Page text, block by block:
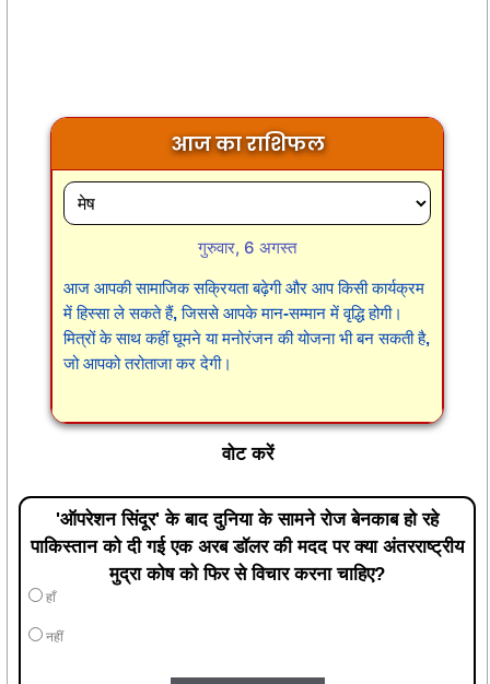
आज का राशिफल
गुरुवार, 6 अगस्त
आज आपकी सामाजिक सक्रियता बढ़ेगी और आप किसी कार्यक्रम
में हिस्सा ले सकते हैं, जिससे आपके मान-सम्मान में वृद्धि होगी।
मित्रों के साथ कहीं घूमने या मनोरंजन की योजना भी बन सकती है,
जो आपको तरोताजा कर देगी।
वोट करें
'ऑपरेशन सिंदूर' के बाद दुनिया के सामने रोज बेनकाब हो रहे
पाकिस्तान को दी गई एक अरब डॉलर की मदद पर क्या अंतरराष्ट्रीय
मुद्रा कोष को फिर से विचार करना चाहिए?
हाँ
नहीं